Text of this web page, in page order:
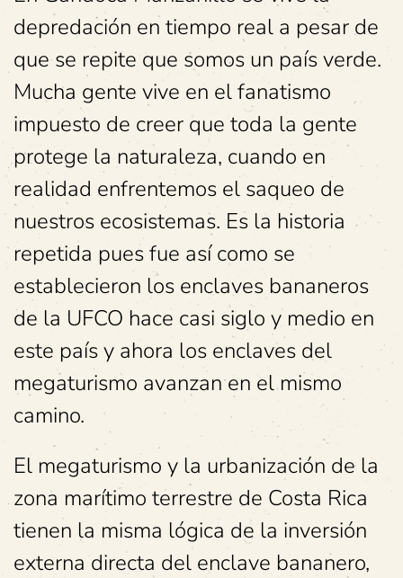
depredación en tiempo real a pesar de
que se repite que somos un país verde.
Mucha gente vive en el fanatismo
impuesto de creer que toda la gente
protege la naturaleza, cuando en
realidad enfrentemos el saqueo de
nuestros ecosistemas. Es la historia
repetida pues fue así como se
establecieron los enclaves bananeros
de la UFCO hace casi siglo y medio en
este país y ahora los enclaves del
megaturismo avanzan en el mismo
camino.
El megaturismo y la urbanización de la
zona marítimo terrestre de Costa Rica
tienen la misma lógica de la inversión
externa directa del enclave bananero,